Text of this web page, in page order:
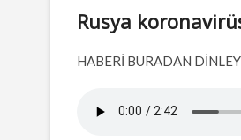
Rusya
HABERİ BURADAN